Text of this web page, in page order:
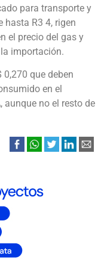
para transporte y
hasta R3 4, rigen
el precio del gas y
importación.
que deben
en el
aunque no el resto de